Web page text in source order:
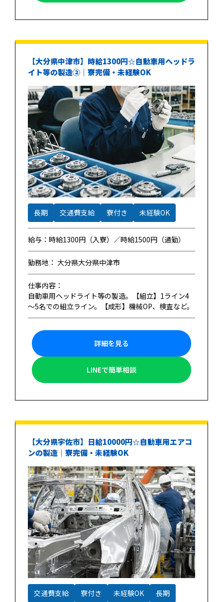
【大分県中津市】時給1300円☆自動車用ヘッドラ
イト等の製造②｜寮完備・未経験OK
長期 交通費支給 寮付き 未経験OK
給与：時給1300円（入寮）／時給1500円（通勤）
勤務地： 大分県大分県中津市
仕事内容：
自動車用ヘッドライト等の製造。【組立】1ライン4
～5名での組立ライン。【成形】機械OP、検査など。
詳細を見る
LINEで簡単相談
【大分県宇佐市】日給10000円☆自動車用エアコ
ンの製造｜寮完備・未経験OK
交通費支給 寮付き 未経験OK 長期